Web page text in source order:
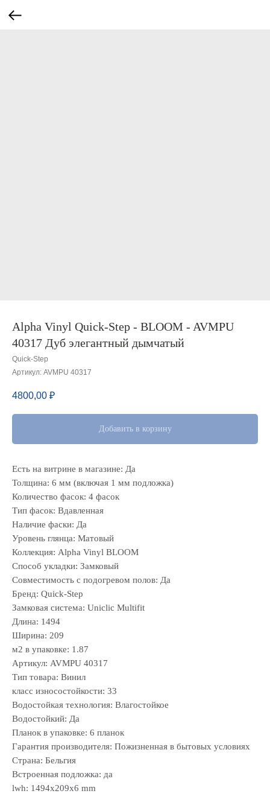
Alpha Vinyl Quick-Step - BLOOM - AVMPU
40317 Дуб элегантный дымчатый
Quick-Step
Артикул: AVMPU 40317
4800,00 ₽
Добавить в корзину
Есть на витрине в магазине: Да
Толщина: 6 мм (включая 1 мм подложка)
Количество фасок: 4 фасок
Тип фасок: Вдавленная
Наличие фаски: Да
Уровень глянца: Матовый
Коллекция: Alpha Vinyl BLOOM
Способ укладки: Замковый
Совместимость с подогревом полов: Да
Бренд: Quick-Step
Замковая система: Uniclic Multifit
Длина: 1494
Ширина: 209
м2 в упаковке: 1.87
Артикул: AVMPU 40317
Тип товара: Винил
класс износостойкости: 33
Водостойкая технология: Влагостойкое
Водостойкий: Да
Планок в упаковке: 6 планок
Гарантия производителя: Пожизненная в бытовых условиях
Страна: Бельгия
Встроенная подложка: да
lwh: 1494x209x6 mm